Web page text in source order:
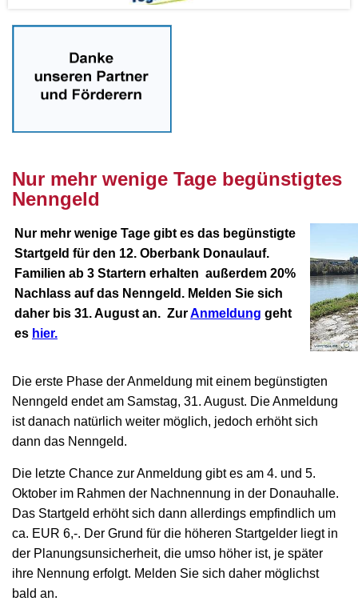
Nur mehr wenige Tage begünstigtes
Nenngeld
Nur mehr wenige Tage gibt es das begünstigte
Startgeld für den 12. Oberbank Donaulauf.
Familien ab 3 Startern erhalten außerdem 20%
Nachlass auf das Nenngeld . Melden Sie sich
daher bis 31. August an. ZurAnmeldung geht
es hier.
Die erste Phase der Anmeldung mit einem begünstigten
Nenngeld endet am Samstag, 31. August. Die Anmeldung
ist danach natürlich weiter möglich, jedoch erhöht sich
dann das Nenngeld.
Die letzte Chance zur Anmeldung gibt es am 4. und 5.
Oktober im Rahmen der Nachnennung in der Donauhalle.
Das Startgeld erhöht sich dann allerdings empfindlich um
ca. EUR 6,-. Der Grund für die höheren Startgelder liegt in
der Planungsunsicherheit, die umso höher ist, je später
ihre Nennung erfolgt. Melden Sie sich daher möglichst
bald an.